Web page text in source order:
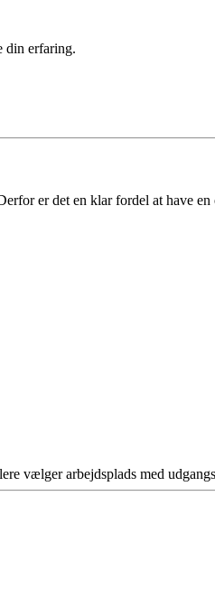
din erfaring.
er det en klar fordel at have
vælger arbejdsplads med